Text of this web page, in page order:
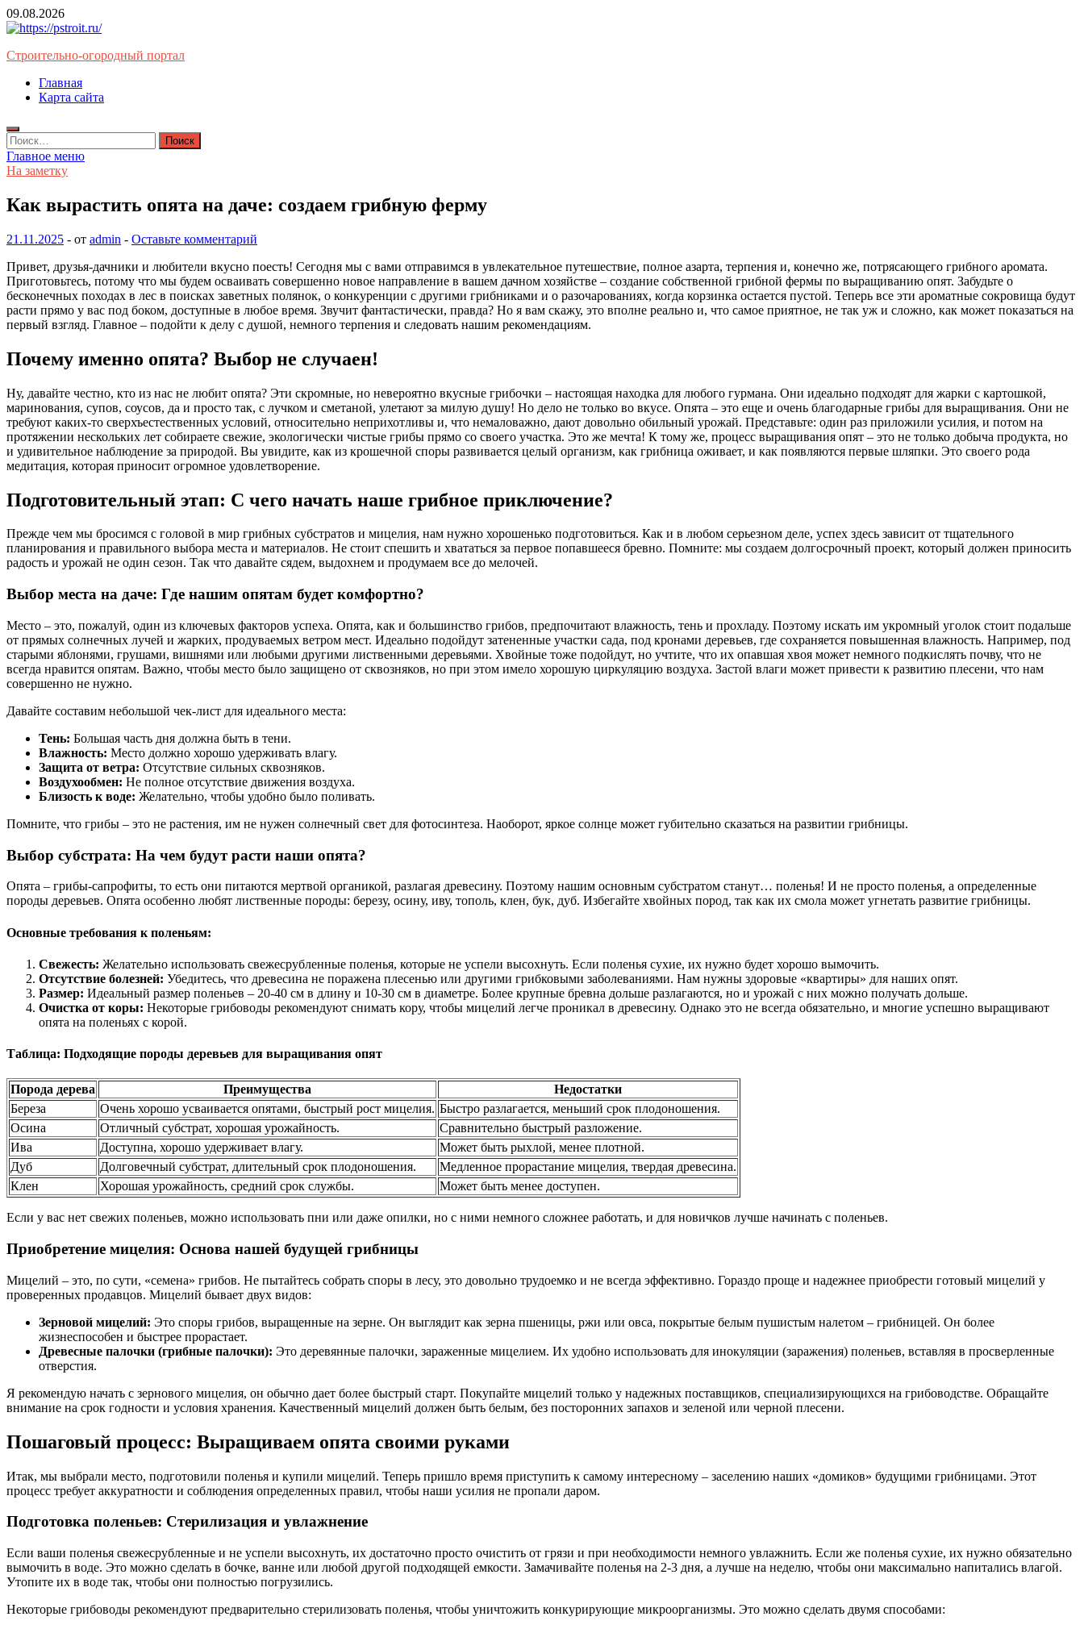
Перейти
к
09.08.2026
Строительно-огородный портал
Главная
Карта сайта
Найти:
Главное меню
На заметку
Как вырастить опята на даче: создаем грибную ферму
21.11.2025 - от admin - Оставьте комментарий
Привет, друзья-дачники и любители вкусно поесть! Сегодня мы с вами отправимся в увлекательное путешествие, полное азарта, терпения и, конечно же, потрясающего грибного аромата.
Приготовьтесь, потому что мы будем осваивать совершенно новое направление в вашем дачном хозяйстве – создание собственной грибной фермы по выращиванию опят. Забудьте о
бесконечных походах в лес в поисках заветных полянок, о конкуренции с другими грибниками и о разочарованиях, когда корзинка остается пустой. Теперь все эти ароматные сокровища будут
расти прямо у вас под боком, доступные в любое время. Звучит фантастически, правда? Но я вам скажу, это вполне реально и, что самое приятное, не так уж и сложно, как может показаться на
первый взгляд. Главное – подойти к делу с душой, немного терпения и следовать нашим рекомендациям.
Почему именно опята? Выбор не случаен!
Ну, давайте честно, кто из нас не любит опята? Эти скромные, но невероятно вкусные грибочки – настоящая находка для любого гурмана. Они идеально подходят для жарки с картошкой,
маринования, супов, соусов, да и просто так, с лучком и сметаной, улетают за милую душу! Но дело не только во вкусе. Опята – это еще и очень благодарные грибы для выращивания. Они не
требуют каких-то сверхъестественных условий, относительно неприхотливы и, что немаловажно, дают довольно обильный урожай. Представьте: один раз приложили усилия, и потом на
протяжении нескольких лет собираете свежие, экологически чистые грибы прямо со своего участка. Это же мечта! К тому же, процесс выращивания опят – это не только добыча продукта, но
и удивительное наблюдение за природой. Вы увидите, как из крошечной споры развивается целый организм, как грибница оживает, и как появляются первые шляпки. Это своего рода
медитация, которая приносит огромное удовлетворение.
Подготовительный этап: С чего начать наше грибное приключение?
Прежде чем мы бросимся с головой в мир грибных субстратов и мицелия, нам нужно хорошенько подготовиться. Как и в любом серьезном деле, успех здесь зависит от тщательного
планирования и правильного выбора места и материалов. Не стоит спешить и хвататься за первое попавшееся бревно. Помните: мы создаем долгосрочный проект, который должен приносить
радость и урожай не один сезон. Так что давайте сядем, выдохнем и продумаем все до мелочей.
Выбор места на даче: Где нашим опятам будет комфортно?
Место – это, пожалуй, один из ключевых факторов успеха. Опята, как и большинство грибов, предпочитают влажность, тень и прохладу. Поэтому искать им укромный уголок стоит подальше
от прямых солнечных лучей и жарких, продуваемых ветром мест. Идеально подойдут затененные участки сада, под кронами деревьев, где сохраняется повышенная влажность. Например, под
старыми яблонями, грушами, вишнями или любыми другими лиственными деревьями. Хвойные тоже подойдут, но учтите, что их опавшая хвоя может немного подкислять почву, что не
всегда нравится опятам. Важно, чтобы место было защищено от сквозняков, но при этом имело хорошую циркуляцию воздуха. Застой влаги может привести к развитию плесени, что нам
совершенно не нужно.
Давайте составим небольшой чек-лист для идеального места:
Тень: Большая часть дня должна быть в тени.
Влажность: Место должно хорошо удерживать влагу.
Защита от ветра: Отсутствие сильных сквозняков.
Воздухообмен: Не полное отсутствие движения воздуха.
Близость к воде: Желательно, чтобы удобно было поливать.
Помните, что грибы – это не растения, им не нужен солнечный свет для фотосинтеза. Наоборот, яркое солнце может губительно сказаться на развитии грибницы.
Выбор субстрата: На чем будут расти наши опята?
Опята – грибы-сапрофиты, то есть они питаются мертвой органикой, разлагая древесину. Поэтому нашим основным субстратом станут… поленья! И не просто поленья, а определенные
породы деревьев. Опята особенно любят лиственные породы: березу, осину, иву, тополь, клен, бук, дуб. Избегайте хвойных пород, так как их смола может угнетать развитие грибницы.
Основные требования к поленьям:
Свежесть: Желательно использовать свежесрубленные поленья, которые не успели высохнуть. Если поленья сухие, их нужно будет хорошо вымочить.
Отсутствие болезней: Убедитесь, что древесина не поражена плесенью или другими грибковыми заболеваниями. Нам нужны здоровые «квартиры» для наших опят.
Размер: Идеальный размер поленьев – 20-40 см в длину и 10-30 см в диаметре. Более крупные бревна дольше разлагаются, но и урожай с них можно получать дольше.
Очистка от коры: Некоторые грибоводы рекомендуют снимать кору, чтобы мицелий легче проникал в древесину. Однако это не всегда обязательно, и многие успешно выращивают
опята на поленьях с корой.
Таблица: Подходящие породы деревьев для выращивания опят
Порода дерева Преимущества
Недостатки
Береза
Очень хорошо усваивается опятами, быстрый рост мицелия. Быстро разлагается, меньший срок плодоношения.
Осина
Отличный субстрат, хорошая урожайность.
Сравнительно быстрый разложение.
Ива
Доступна, хорошо удерживает влагу.
Может быть рыхлой, менее плотной.
Дуб
Долговечный субстрат, длительный срок плодоношения.
Медленное прорастание мицелия, твердая древесина.
Клен
Хорошая урожайность, средний срок службы. Может быть менее доступен.
Если у вас нет свежих поленьев, можно использовать пни или даже опилки, но с ними немного сложнее работать, и для новичков лучше начинать с поленьев.
Приобретение мицелия: Основа нашей будущей грибницы
Мицелий – это, по сути, «семена» грибов. Не пытайтесь собрать споры в лесу, это довольно трудоемко и не всегда эффективно. Гораздо проще и надежнее приобрести готовый мицелий у
проверенных продавцов. Мицелий бывает двух видов:
Зерновой мицелий: Это споры грибов, выращенные на зерне. Он выглядит как зерна пшеницы, ржи или овса, покрытые белым пушистым налетом – грибницей. Он более
жизнеспособен и быстрее прорастает.
Древесные палочки (грибные палочки): Это деревянные палочки, зараженные мицелием. Их удобно использовать для инокуляции (заражения) поленьев, вставляя в просверленные
отверстия.
Я рекомендую начать с зернового мицелия, он обычно дает более быстрый старт. Покупайте мицелий только у надежных поставщиков, специализирующихся на грибоводстве. Обращайте
внимание на срок годности и условия хранения. Качественный мицелий должен быть белым, без посторонних запахов и зеленой или черной плесени.
Пошаговый процесс: Выращиваем опята своими руками
Итак, мы выбрали место, подготовили поленья и купили мицелий. Теперь пришло время приступить к самому интересному – заселению наших «домиков» будущими грибницами. Этот
процесс требует аккуратности и соблюдения определенных правил, чтобы наши усилия не пропали даром.
Подготовка поленьев: Стерилизация и увлажнение
Если ваши поленья свежесрубленные и не успели высохнуть, их достаточно просто очистить от грязи и при необходимости немного увлажнить. Если же поленья сухие, их нужно обязательно
вымочить в воде. Это можно сделать в бочке, ванне или любой другой подходящей емкости. Замачивайте поленья на 2-3 дня, а лучше на неделю, чтобы они максимально напитались влагой.
Утопите их в воде так, чтобы они полностью погрузились.
Некоторые грибоводы рекомендуют предварительно стерилизовать поленья, чтобы уничтожить конкурирующие микроорганизмы. Это можно сделать двумя способами: